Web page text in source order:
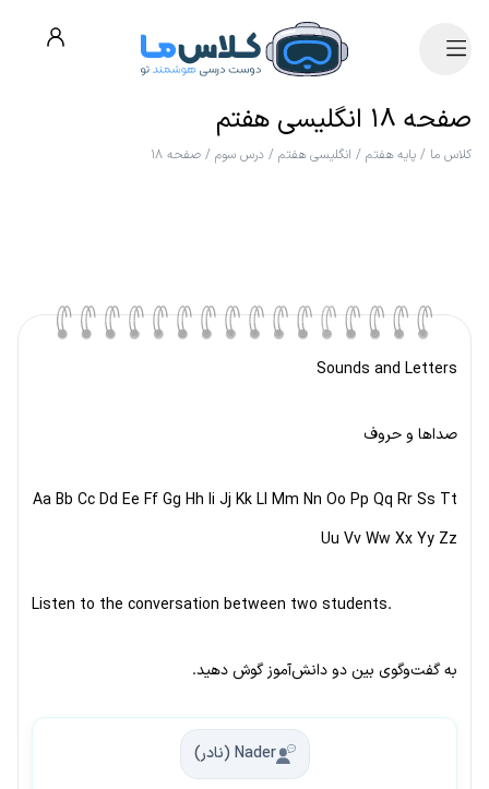
صفحه ۱۸ انگلیسی هفتم
کلاس ما / پایه هفتم / انگلیسی هفتم / درس سوم / صفحه ۱۸
Sounds and Letters
صداها و حروف
Aa Bb Cc Dd Ee Ff Gg Hh Ii Jj Kk Ll Mm Nn Oo Pp Qq Rr Ss Tt
Uu Vv Ww Xx Yy Zz
Listen to the conversation between two students.
به گفت‌وگوی بین دو دانش‌آموز گوش دهید.
Nader (نادر)